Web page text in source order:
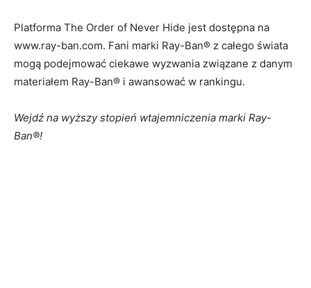
Platforma The Order of Never Hide jest dostępna na
www.ray-ban.com. Fani marki Ray-Ban® z całego świata
mogą podejmować ciekawe wyzwania związane z danym
materiałem Ray-Ban® i awansować w rankingu.
Wejdź na wyższy stopień wtajemniczenia marki Ray-
Ban®!